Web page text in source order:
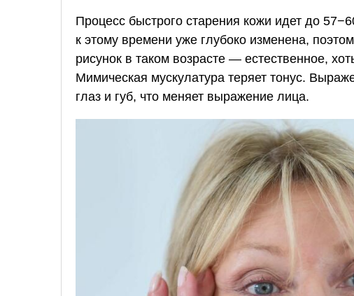
Процесс быстрого старения кожи идет до
к этому времени уже глубоко изменена,
рисунок в таком возрасте — естественное,
Мимическая мускулатура теряет тонус.
глаз и губ, что меняет выражение лица.